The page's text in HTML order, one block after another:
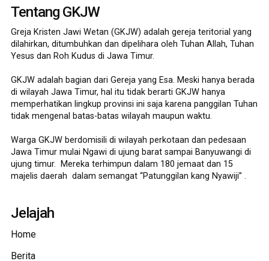
Tentang GKJW
Greja Kristen Jawi Wetan (GKJW) adalah gereja teritorial yang
dilahirkan, ditumbuhkan dan dipelihara oleh Tuhan Allah, Tuhan
Yesus dan Roh Kudus di Jawa Timur.
GKJW adalah bagian dari Gereja yang Esa. Meski hanya berada
di wilayah Jawa Timur, hal itu tidak berarti GKJW hanya
memperhatikan lingkup provinsi ini saja karena panggilan Tuhan
tidak mengenal batas-batas wilayah maupun waktu.
Warga GKJW berdomisili di wilayah perkotaan dan pedesaan
Jawa Timur mulai Ngawi di ujung barat sampai Banyuwangi di
ujung timur. Mereka terhimpun dalam 180 jemaat dan 15
majelis daerah dalam semangat “Patunggilan kang Nyawiji” .
Jelajah
Home
Berita